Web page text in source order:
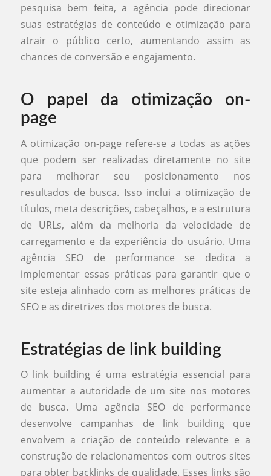
pesquisa bem feita, a agência pode direcionar
suas estratégias de conteúdo e otimização para
atrair o público certo, aumentando assim as
chances de conversão e engajamento.
O papel da otimização on-
page
A otimização on-page refere-se a todas as ações
que podem ser realizadas diretamente no site
para melhorar seu posicionamento nos
resultados de busca. Isso inclui a otimização de
títulos, meta descrições, cabeçalhos, e a estrutura
de URLs, além da melhoria da velocidade de
carregamento e da experiência do usuário. Uma
agência SEO de performance se dedica a
implementar essas práticas para garantir que o
site esteja alinhado com as melhores práticas de
SEO e as diretrizes dos motores de busca.
Estratégias de link building
O link building é uma estratégia essencial para
aumentar a autoridade de um site nos motores
de busca. Uma agência SEO de performance
desenvolve campanhas de link building que
envolvem a criação de conteúdo relevante e a
construção de relacionamentos com outros sites
para obter backlinks de qualidade. Esses links são